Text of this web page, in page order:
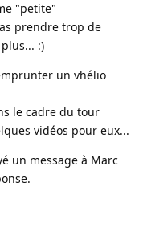
"petite"
prendre trop de
:)
un vhélio
le cadre du tour
vidéos pour eux...
un message à Marc